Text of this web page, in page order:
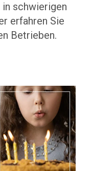
schwierigen
erfahren Sie
Betrieben.